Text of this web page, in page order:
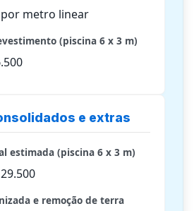
por metro linear
(piscina 6 x 3 m)
e extras
estimada (piscina 6 x 3 m)
e remoção de terra